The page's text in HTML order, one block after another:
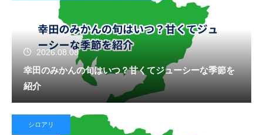
2026.08.08
幸田のみかんの旬はいつ？甘くてジューシーな季節を
紹介
シロアリ